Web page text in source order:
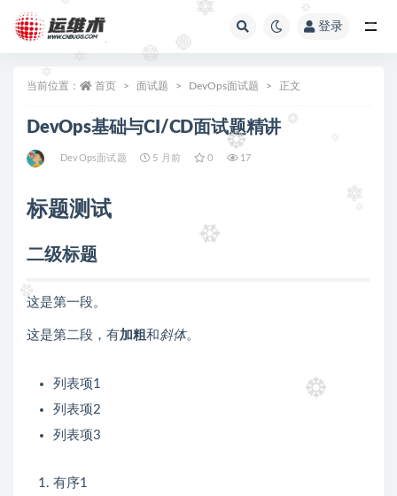
登录
当前位置： 首页 面试题 DevOps面试题 正文
DevOps基础与CI/CD面试题精讲
DevOps面试题 5 月前 0 17
标题测试
二级标题
这是第一段。
这是第二段，有加粗 和 斜体。
列表项1
列表项2
列表项3
有序1